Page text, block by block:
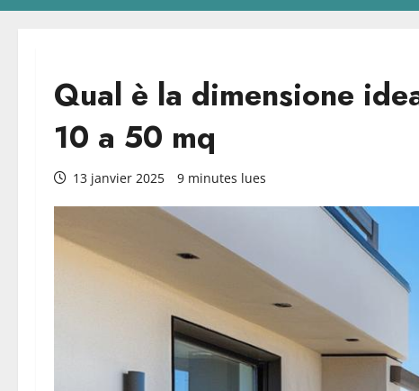
Qual è la dimensione
10 a 50 mq
13 janvier 2025 9 minutes lues